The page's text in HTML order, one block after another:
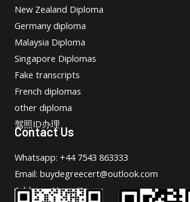
New Zealand Diploma
Germany diploma
Malaysia Diploma
Singapore Diplomas
Fake transcripts
French diplomas
other diploma
驾照ID办理
Contact Us
Whatsapp: +44 7543 863333
Email: buydegreecert@outlook.com
Address: Hong Kong.